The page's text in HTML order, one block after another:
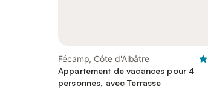
Fécamp, Côte d'Albâtre
Appartement de vacances pour 4
personnes, avec Terrasse